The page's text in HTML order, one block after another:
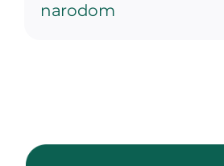
narodom